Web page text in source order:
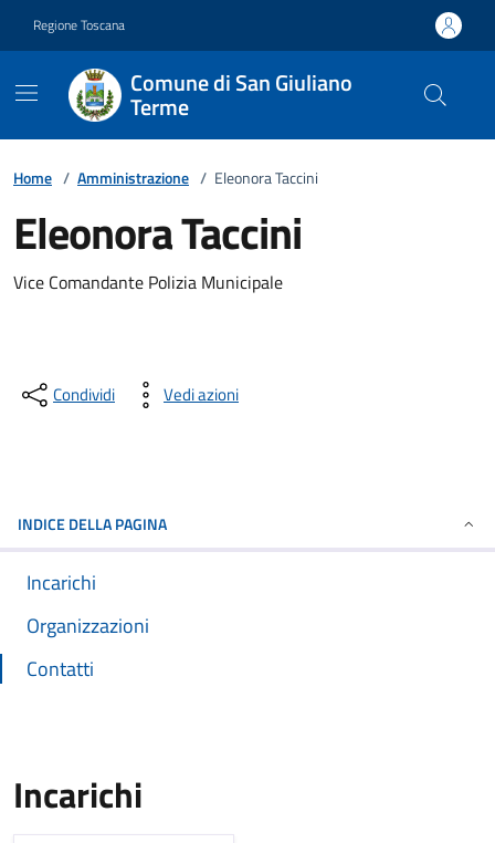
Regione Toscana
Comune di San Giuliano
Terme
Home / Amministrazione / Eleonora Taccini
Eleonora Taccini
Descrizione breve
Vice Comandante Polizia Municipale
Condividi Vedi azioni
INDICE DELLA PAGINA
Incarichi
Organizzazioni
Contatti
Incarichi